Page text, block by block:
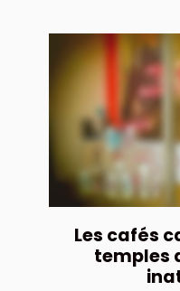
Les cafés
temples